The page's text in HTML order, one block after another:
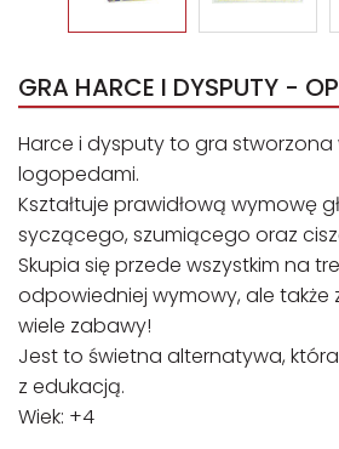
GRA HARCE I DYSPUTY -
Harce i dysputy to gra stworzona
logopedami.
Kształtuje prawidłową wymowę
syczącego, szumiącego oraz
Skupia się przede wszystkim na
odpowiedniej wymowy, ale także
wiele zabawy!
Jest to świetna alternatywa,
z edukacją.
Wiek: +4